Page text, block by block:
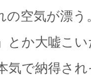
の空気が漂
とか大嘘こ
気で納得さ